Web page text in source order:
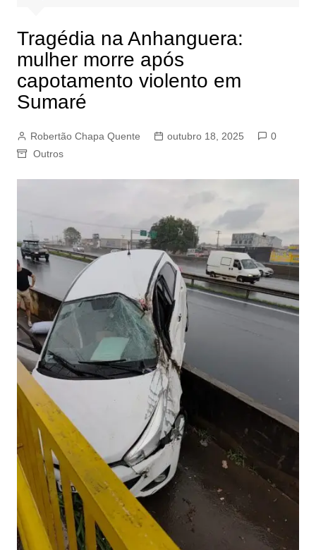
Tragédia na Anhanguera:
mulher morre após
capotamento violento em
Sumaré
Robertão Chapa Quente outubro 18, 2025
0
Outros